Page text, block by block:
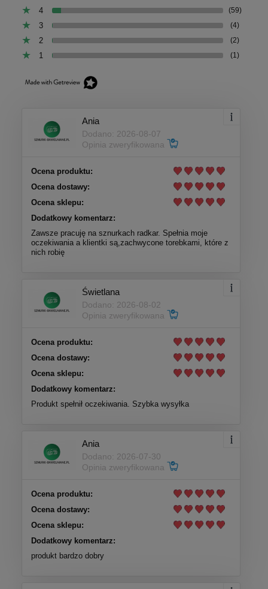
4 (59)
3 (4)
2 (2)
1 (1)
Ania
Dodano: 2026-08-07
Opinia zweryfikowana
Ocena produktu:
Ocena dostawy:
Ocena sklepu:
Dodatkowy komentarz:
Zawsze pracuję na sznurkach radkar. Spełnia moje
oczekiwania a klientki są,zachwycone torebkami, które z
nich robię
Świetlana
Dodano: 2026-08-02
Opinia zweryfikowana
Ocena produktu:
Ocena dostawy:
Ocena sklepu:
Dodatkowy komentarz:
Produkt spełnił oczekiwania. Szybka wysyłka
Ania
Dodano: 2026-07-30
Opinia zweryfikowana
Ocena produktu:
Ocena dostawy:
Ocena sklepu:
Dodatkowy komentarz:
produkt bardzo dobry